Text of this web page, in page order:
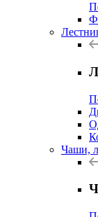
Чаши,